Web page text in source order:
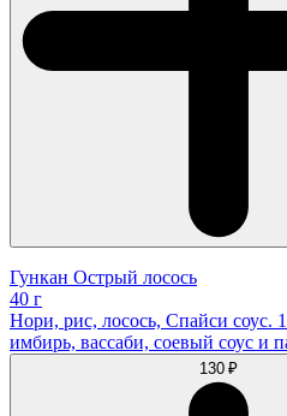
Гункан Острый лосось
40 г
Нори, рис, лосось, Спайси соус.
имбирь, вассаби, соевый соус и
130 ₽